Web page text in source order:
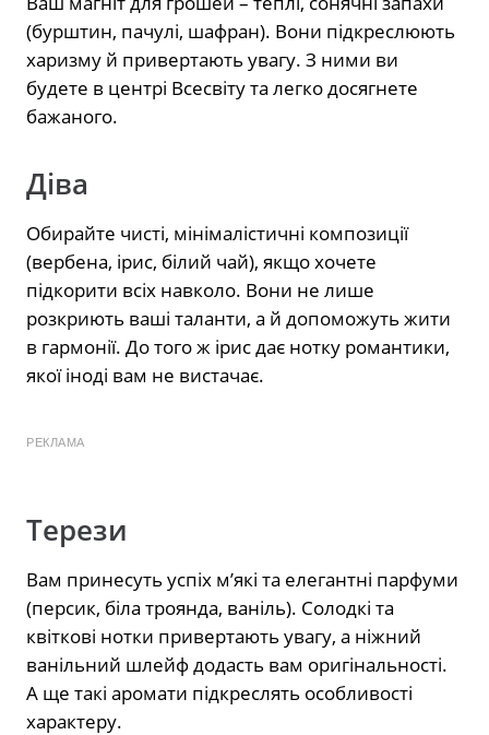
(бурштин, пачулі, шафран). Вони підкреслюють
харизму й привертають увагу. З ними ви
будете в центрі Всесвіту та легко досягнете
бажаного.
Діва
Обирайте чисті, мінімалістичні композиції
(вербена, ірис, білий чай), якщо хочете
підкорити всіх навколо. Вони не лише
розкриють ваші таланти, а й допоможуть жити
в гармонії. До того ж ірис дає нотку романтики,
якої іноді вам не вистачає.
РЕКЛАМА
Терези
Вам принесуть успіх м’які та елегантні парфуми
(персик, біла троянда, ваніль). Солодкі та
квіткові нотки привертають увагу, а ніжний
ванільний шлейф додасть вам оригінальності.
А ще такі аромати підкреслять особливості
характеру.